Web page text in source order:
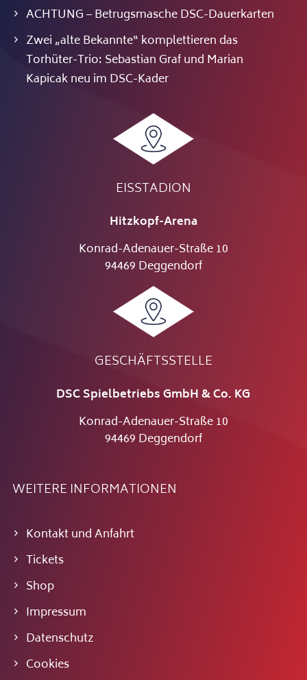
ACHTUNG – Betrugsmasche DSC-Dauerkarten
Zwei „alte Bekannte“ komplettieren das
Torhüter-Trio: Sebastian Graf und Marian
Kapicak neu im DSC-Kader
EISSTADION
Hitzkopf-Arena
Konrad-Adenauer-Straße 10
94469 Deggendorf
GESCHÄFTSSTELLE
DSC Spielbetriebs GmbH & Co. KG
Konrad-Adenauer-Straße 10
94469 Deggendorf
WEITERE INFORMATIONEN
Kontakt und Anfahrt
Tickets
Shop
Impressum
Datenschutz
Cookies